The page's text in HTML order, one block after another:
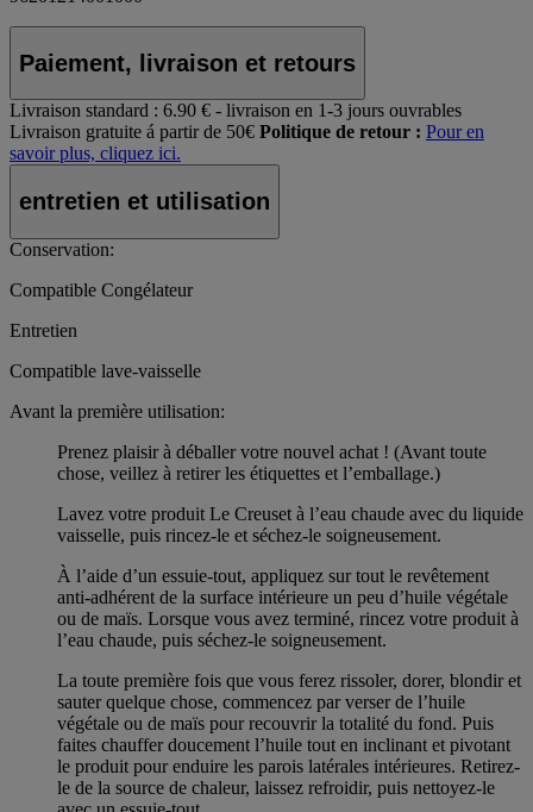
Paiement, livraison et retours
Livraison standard : 6.90 € - livraison en 1-3 jours ouvrables
Livraison gratuite á partir de 50€ Politique de retour : Pour en
savoir plus, cliquez ici.
entretien et utilisation
Conservation:
Compatible Congélateur
Entretien
Compatible lave-vaisselle
Avant la première utilisation:
Prenez plaisir à déballer votre nouvel achat ! (Avant toute
chose, veillez à retirer les étiquettes et l’emballage.)
Lavez votre produit Le Creuset à l’eau chaude avec du liquide
vaisselle, puis rincez-le et séchez-le soigneusement.
À l’aide d’un essuie-tout, appliquez sur tout le revêtement
anti-adhérent de la surface intérieure un peu d’huile végétale
ou de maïs. Lorsque vous avez terminé, rincez votre produit à
l’eau chaude, puis séchez-le soigneusement.
La toute première fois que vous ferez rissoler, dorer, blondir et
sauter quelque chose, commencez par verser de l’huile
végétale ou de maïs pour recouvrir la totalité du fond. Puis
faites chauffer doucement l’huile tout en inclinant et pivotant
le produit pour enduire les parois latérales intérieures. Retirez-
le de la source de chaleur, laissez refroidir, puis nettoyez-le